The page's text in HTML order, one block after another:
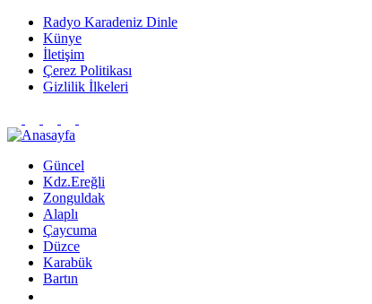
Radyo Karadeniz Dinle
Künye
İletişim
Çerez Politikası
Gizlilik İlkeleri
Güncel
Kdz.Ereğli
Zonguldak
Alaplı
Çaycuma
Düzce
Karabük
Bartın